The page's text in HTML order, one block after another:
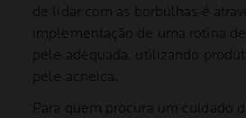
de lidar com as borbulhas é
implementação de uma rotina
pele adequada, utilizando
pele acneica.
Para quem procura um cuidado